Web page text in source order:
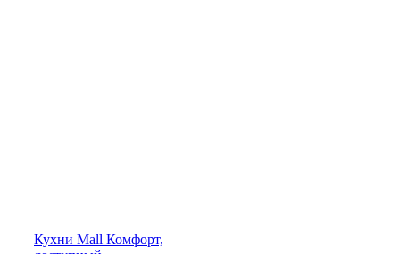
Кухни Mall Комфорт,